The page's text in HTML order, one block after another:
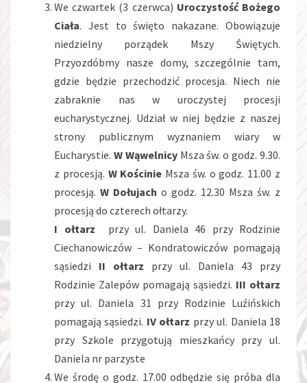
We czwartek (3 czerwca) Uroczystość Bożego
Ciała. Jest to święto nakazane. Obowiązuje
niedzielny porządek Mszy Świętych.
Przyozdóbmy nasze domy, szczególnie tam,
gdzie będzie przechodzić procesja. Niech nie
zabraknie nas w uroczystej procesji
eucharystycznej. Udział w niej będzie z naszej
strony publicznym wyznaniem wiary w
Eucharystie. W WąwelnicyMsza św. o godz. 9.30.
z procesją. W Kościnie Msza św. o godz. 11.00 z
procesją. W Dołujach o godz. 12.30 Msza św. z
procesją do czterech ołtarzy.
I ołtarz
przy ul. Daniela 46 przy Rodzinie
Ciechanowiczów – Kondratowiczów pomagają
sąsiedzi II ołtarz przy ul. Daniela 43 przy
Rodzinie Zalepów pomagają sąsiedzi. III ołtarz
przy ul. Daniela 31 przy Rodzinie Luźińskich
pomagają sąsiedzi. IV ołtarz przy ul. Daniela 18
przy Szkole przygotują mieszkańcy przy ul.
Daniela nr parzyste
We środę o godz. 17.00 odbędzie się próba dla